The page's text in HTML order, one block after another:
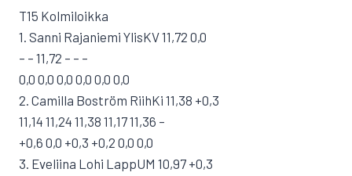
T15 Kolmiloikka
1. Sanni Rajaniemi YlisKV 11,72 0,0
– – 11,72 – – –
0,0 0,0 0,0 0,0 0,0 0,0
2. Camilla Boström RiihKi 11,38 +0,3
11,14 11,24 11,38 11,17 11,36 –
+0,6 0,0 +0,3 +0,2 0,0 0,0
3. Eveliina Lohi LappUM 10,97 +0,3